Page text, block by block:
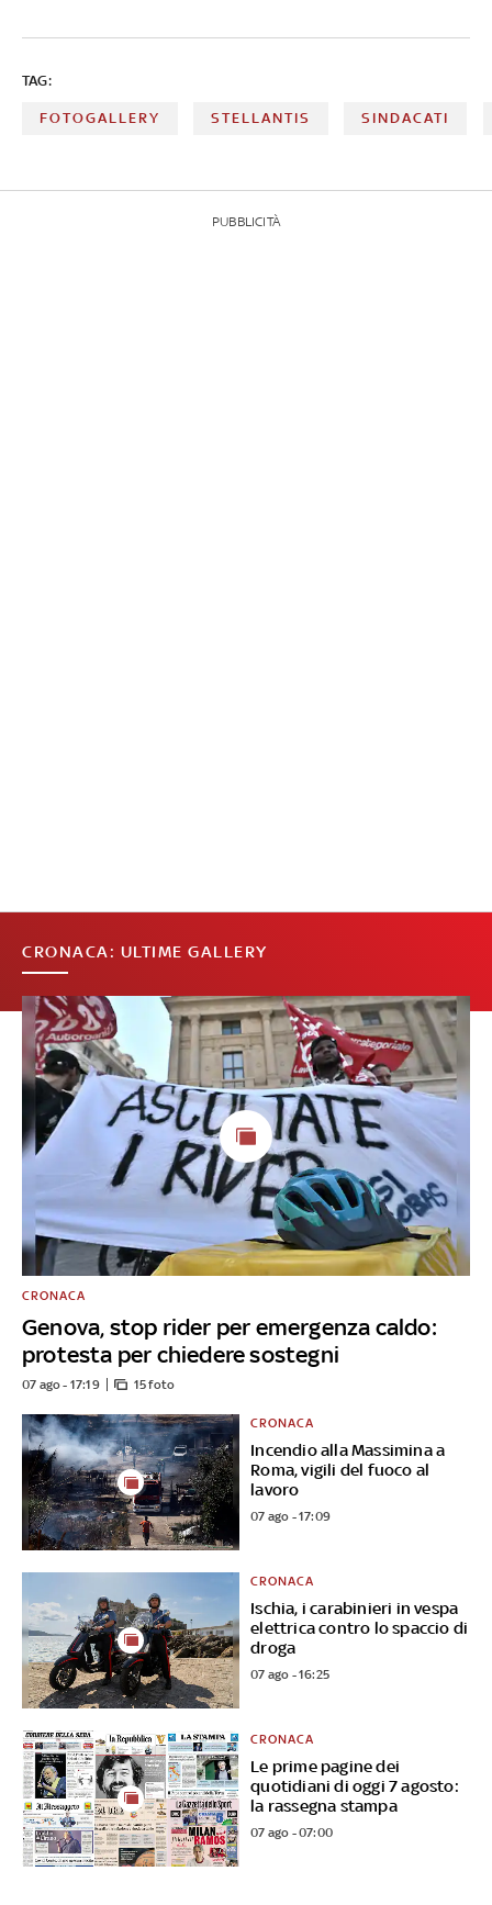
TAG:
FOTOGALLERY STELLANTIS SINDACATI
PUBBLICITÀ
CRONACA: ULTIME GALLERY
Genova, stop rider per emergenza caldo:
protesta per chiedere sostegni
CRONACA
07 ago - 17:19 15 foto
Incendio alla Massimina a
Roma, vigili del fuoco al
lavoro
CRONACA
07 ago - 17:09
Ischia, i carabinieri in vespa
elettrica contro lo spaccio di
droga
CRONACA
07 ago - 16:25
Le prime pagine dei
quotidiani di oggi 7 agosto:
la rassegna stampa
CRONACA
07 ago - 07:00